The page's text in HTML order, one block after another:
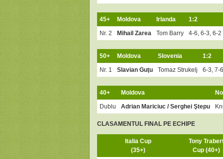
45+ Moldova Irlanda
1:2
Nr. 2
Mihail Zarea Tom Barry 4-6, 6-3, 6-2
50+ Moldova Slovenia
1:2
Nr. 1
Slavian Guţu Tomaz Strukelj 6-3, 7-
40+ Moldova
Dublu
Adrian Mariciuc / Serghei Ştepu
CLASAMENTUL FINAL PE ECHIPE
Italia Cup
(35+)
Tony
Cup (40+)